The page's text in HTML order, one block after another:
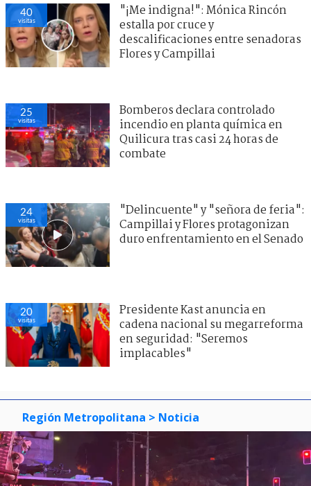
40
visitas
"¡Me indigna!": Mónica Rincón
estalla por cruce y
descalificaciones entre senadoras
Flores y Campillai
25
visitas
Bomberos declara controlado
incendio en planta química en
Quilicura tras casi 24 horas de
combate
24
visitas
"Delincuente" y "señora de feria":
Campillai y Flores protagonizan
duro enfrentamiento en el Senado
20
visitas
Presidente Kast anuncia en
cadena nacional su megarreforma
en seguridad: "Seremos
implacables"
Región Metropolitana > Noticia